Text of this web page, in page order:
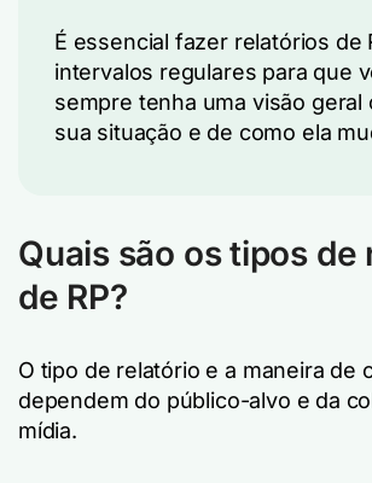
É essencial fazer relatórios de
intervalos regulares para que
sempre tenha uma visão geral
sua situação e de como ela
Quais são os tipos de
de RP?
O tipo de relatório e a maneira de
dependem do público-alvo e da
mídia.